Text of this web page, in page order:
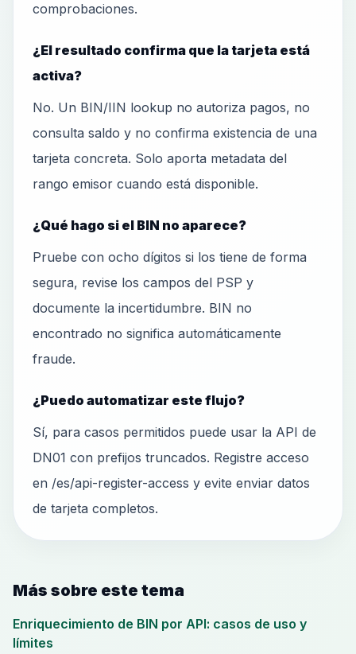
comprobaciones.
¿El resultado confirma que la tarjeta está
activa?
No. Un BIN/IIN lookup no autoriza pagos, no
consulta saldo y no confirma existencia de una
tarjeta concreta. Solo aporta metadata del
rango emisor cuando está disponible.
¿Qué hago si el BIN no aparece?
Pruebe con ocho dígitos si los tiene de forma
segura, revise los campos del PSP y
documente la incertidumbre. BIN no
encontrado no significa automáticamente
fraude.
¿Puedo automatizar este flujo?
Sí, para casos permitidos puede usar la API de
DN01 con prefijos truncados. Registre acceso
en /es/api-register-access y evite enviar datos
de tarjeta completos.
Más sobre este tema
Enriquecimiento de BIN por API: casos de uso y
límites